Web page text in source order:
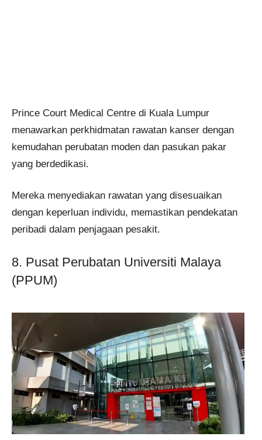
Prince Court Medical Centre di Kuala Lumpur
menawarkan perkhidmatan rawatan kanser dengan
kemudahan perubatan moden dan pasukan pakar
yang berdedikasi.
Mereka menyediakan rawatan yang disesuaikan
dengan keperluan individu, memastikan pendekatan
peribadi dalam penjagaan pesakit.
8. Pusat Perubatan Universiti Malaya
(PPUM)